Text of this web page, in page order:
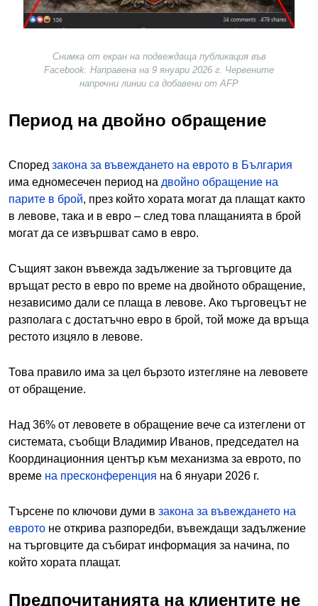
Снимка от екран на подвеждаща публикация във
Facebook. Направена на 9 януари 2026 г. Червените
напречни линии са добавени от AFP
Период на двойно обращение
Според закона за въвеждането на еврото в България
има едномесечен период на двойно обращение на
парите в брой, през който хората могат да плащат както
в левове, така и в евро – след това плащанията в брой
могат да се извършват само в евро.
Същият закон въвежда задължение за търговците да
връщат ресто в евро по време на двойното обращение,
независимо дали се плаща в левове. Ако търговецът не
разполага с достатъчно евро в брой, той може да връща
рестото изцяло в левове.
Това правило има за цел бързото изтегляне на левовете
от обращение.
Над 36% от левовете в обращение вече са изтеглени от
системата, съобщи Владимир Иванов, председател на
Координационния център към механизма за еврото, по
време на пресконференция на 6 януари 2026 г.
Търсене по ключови думи в закона за въвеждането на
еврото не открива разпоредби, въвеждащи задължение
на търговците да събират информация за начина, по
който хората плащат.
Предпочитанията на клиентите не